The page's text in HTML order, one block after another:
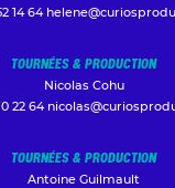
14 64
TOURNÉES & PRODUCTION
Nicolas Cohu
22 64
TOURNÉES & PRODUCTION
Antoine Guilmault